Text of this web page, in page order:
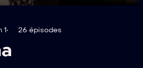
1 26 épisodes